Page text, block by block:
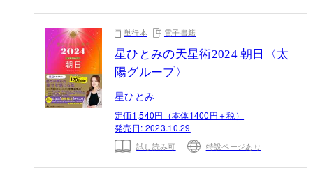
単行本 電子書籍
星ひとみの天星術2024 朝日〈太
陽グループ〉
星ひとみ
定価1,540円（本体1400円＋税）
発売日: 2023.10.29
試し読み可 特設ページあり